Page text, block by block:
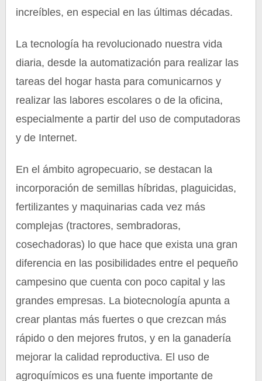
increíbles, en especial en las últimas décadas.
La tecnología ha revolucionado nuestra vida
diaria, desde la automatización para realizar las
tareas del hogar hasta para comunicarnos y
realizar las labores escolares o de la oficina,
especialmente a partir del uso de computadoras
y de Internet.
En el ámbito agropecuario, se destacan la
incorporación de semillas híbridas, plaguicidas,
fertilizantes y maquinarias cada vez más
complejas (tractores, sembradoras,
cosechadoras) lo que hace que exista una gran
diferencia en las posibilidades entre el pequeño
campesino que cuenta con poco capital y las
grandes empresas. La biotecnología apunta a
crear plantas más fuertes o que crezcan más
rápido o den mejores frutos, y en la ganadería
mejorar la calidad reproductiva. El uso de
agroquímicos es una fuente importante de